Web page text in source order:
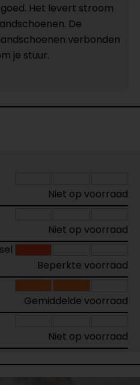
Het levert stroom
De
verbonden
je stuur.
Niet op voorraad
Niet op voorraad
Beperkte voorraad
Gemiddelde voorraad
Niet op voorraad